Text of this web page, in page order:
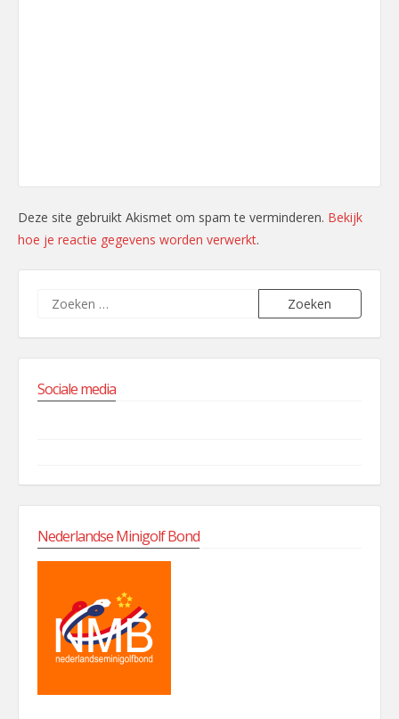
Deze site gebruikt Akismet om spam te verminderen. Bekijk
hoe je reactie gegevens worden verwerkt.
Zoeken
naar:
Sociale media
Nederlandse Minigolf Bond